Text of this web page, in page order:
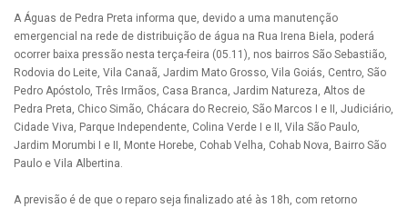
A Águas de Pedra Preta informa que, devido a uma manutenção
emergencial na rede de distribuição de água na Rua Irena Biela, poderá
ocorrer baixa pressão nesta terça-feira (05.11), nos bairros São Sebastião,
Rodovia do Leite, Vila Canaã, Jardim Mato Grosso, Vila Goiás, Centro, São
Pedro Apóstolo, Três Irmãos, Casa Branca, Jardim Natureza, Altos de
Pedra Preta, Chico Simão, Chácara do Recreio, São Marcos I e II, Judiciário,
Cidade Viva, Parque Independente, Colina Verde I e II, Vila São Paulo,
Jardim Morumbi I e II, Monte Horebe, Cohab Velha, Cohab Nova, Bairro São
Paulo e Vila Albertina.
A previsão é de que o reparo seja finalizado até às 18h, com retorno